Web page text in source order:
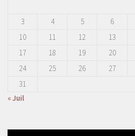
3
4 5 6
10
11 12 13
17
18 19 20
24
25 26 27
31
« Juil